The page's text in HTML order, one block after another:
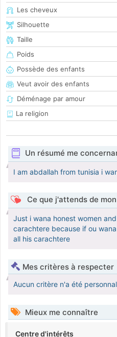
Les cheveux
Silhouette
Taille
Poids
Possède des enfants
Veut avoir des enfants
Déménage par amour
La religion
Un résumé me
I am abdallah from tunisia i
Ce que j'attends de
Just i wana honest women
carachtere because if ou
all his carachtere
Mes critères à respecter
Aucun critère n'a été
Mieux me connaître
Centre d'intérêts